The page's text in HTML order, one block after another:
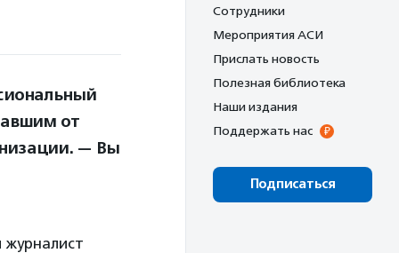
от
— Вы
журналист
Сотрудники
Мероприятия АСИ
Прислать новость
Полезная библиотека
Наши издания
Поддержать нас
Подписаться